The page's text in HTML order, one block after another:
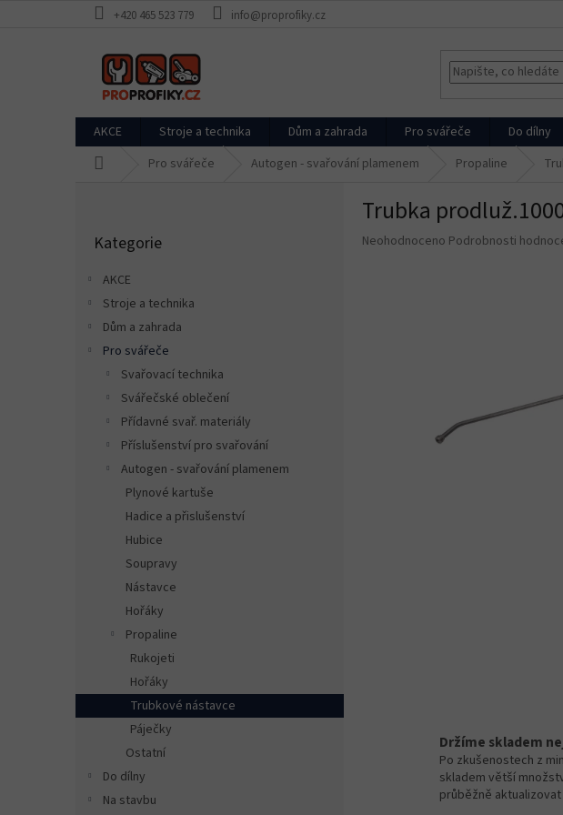
+420 465 523 779 info@proprofiky.cz
AKCE Stroje a technika Dům a zahrada Pro svářeče Do dílny
Pro svářeče Autogen - svařování plamenem Propaline
kategorie
Kategorie
AKCE
Stroje a technika
Dům a zahrada
Pro svářeče
Svařovací technika
Svářečské oblečení
Přídavné svař. materiály
Příslušenství pro svařování
Autogen - svařování plamenem
Plynové kartuše
Hadice a přislušenství
Hubice
Soupravy
Nástavce
Hořáky
Propaline
Rukojeti
Hořáky
Trubkové nástavce
Páječky
Ostatní
Do dílny
Na stavbu
Trubka
Průměrné
Neohodnoceno Podrobnosti
Držíme skladem
Po zkušenostech z
skladem větší
průběžně